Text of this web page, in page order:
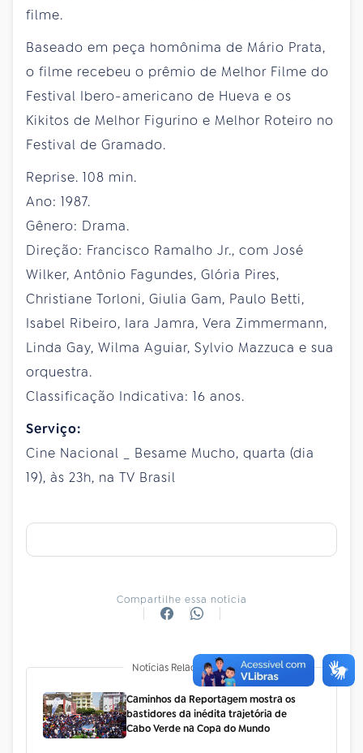
filme.
Baseado em peça homônima de Mário Prata,
o filme recebeu o prêmio de Melhor Filme do
Festival Ibero-americano de Hueva e os
Kikitos de Melhor Figurino e Melhor Roteiro no
Festival de Gramado.
Reprise. 108 min.
Ano: 1987.
Gênero: Drama.
Direção: Francisco Ramalho Jr., com José
Wilker, Antônio Fagundes, Glória Pires,
Christiane Torloni, Giulia Gam, Paulo Betti,
Isabel Ribeiro, Iara Jamra, Vera Zimmermann,
Linda Gay, Wilma Aguiar, Sylvio Mazzuca e sua
orquestra.
Classificação Indicativa: 16 anos.
Serviço:
Cine Nacional _ Besame Mucho, quarta (dia
19), às 23h, na TV Brasil
Compartilhe essa notícia
Notícias Relacionadas
Caminhos da Reportagem mostra os
bastidores da inédita trajetória de
Cabo Verde na Copa do Mundo